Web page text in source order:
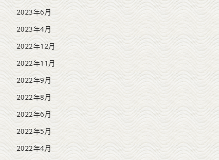
2023年6月
2023年4月
2022年12月
2022年11月
2022年9月
2022年8月
2022年6月
2022年5月
2022年4月